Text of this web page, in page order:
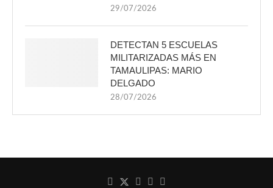
29/07/2026
DETECTAN 5 ESCUELAS
MILITARIZADAS MÁS EN
TAMAULIPAS: MARIO
DELGADO
28/07/2026